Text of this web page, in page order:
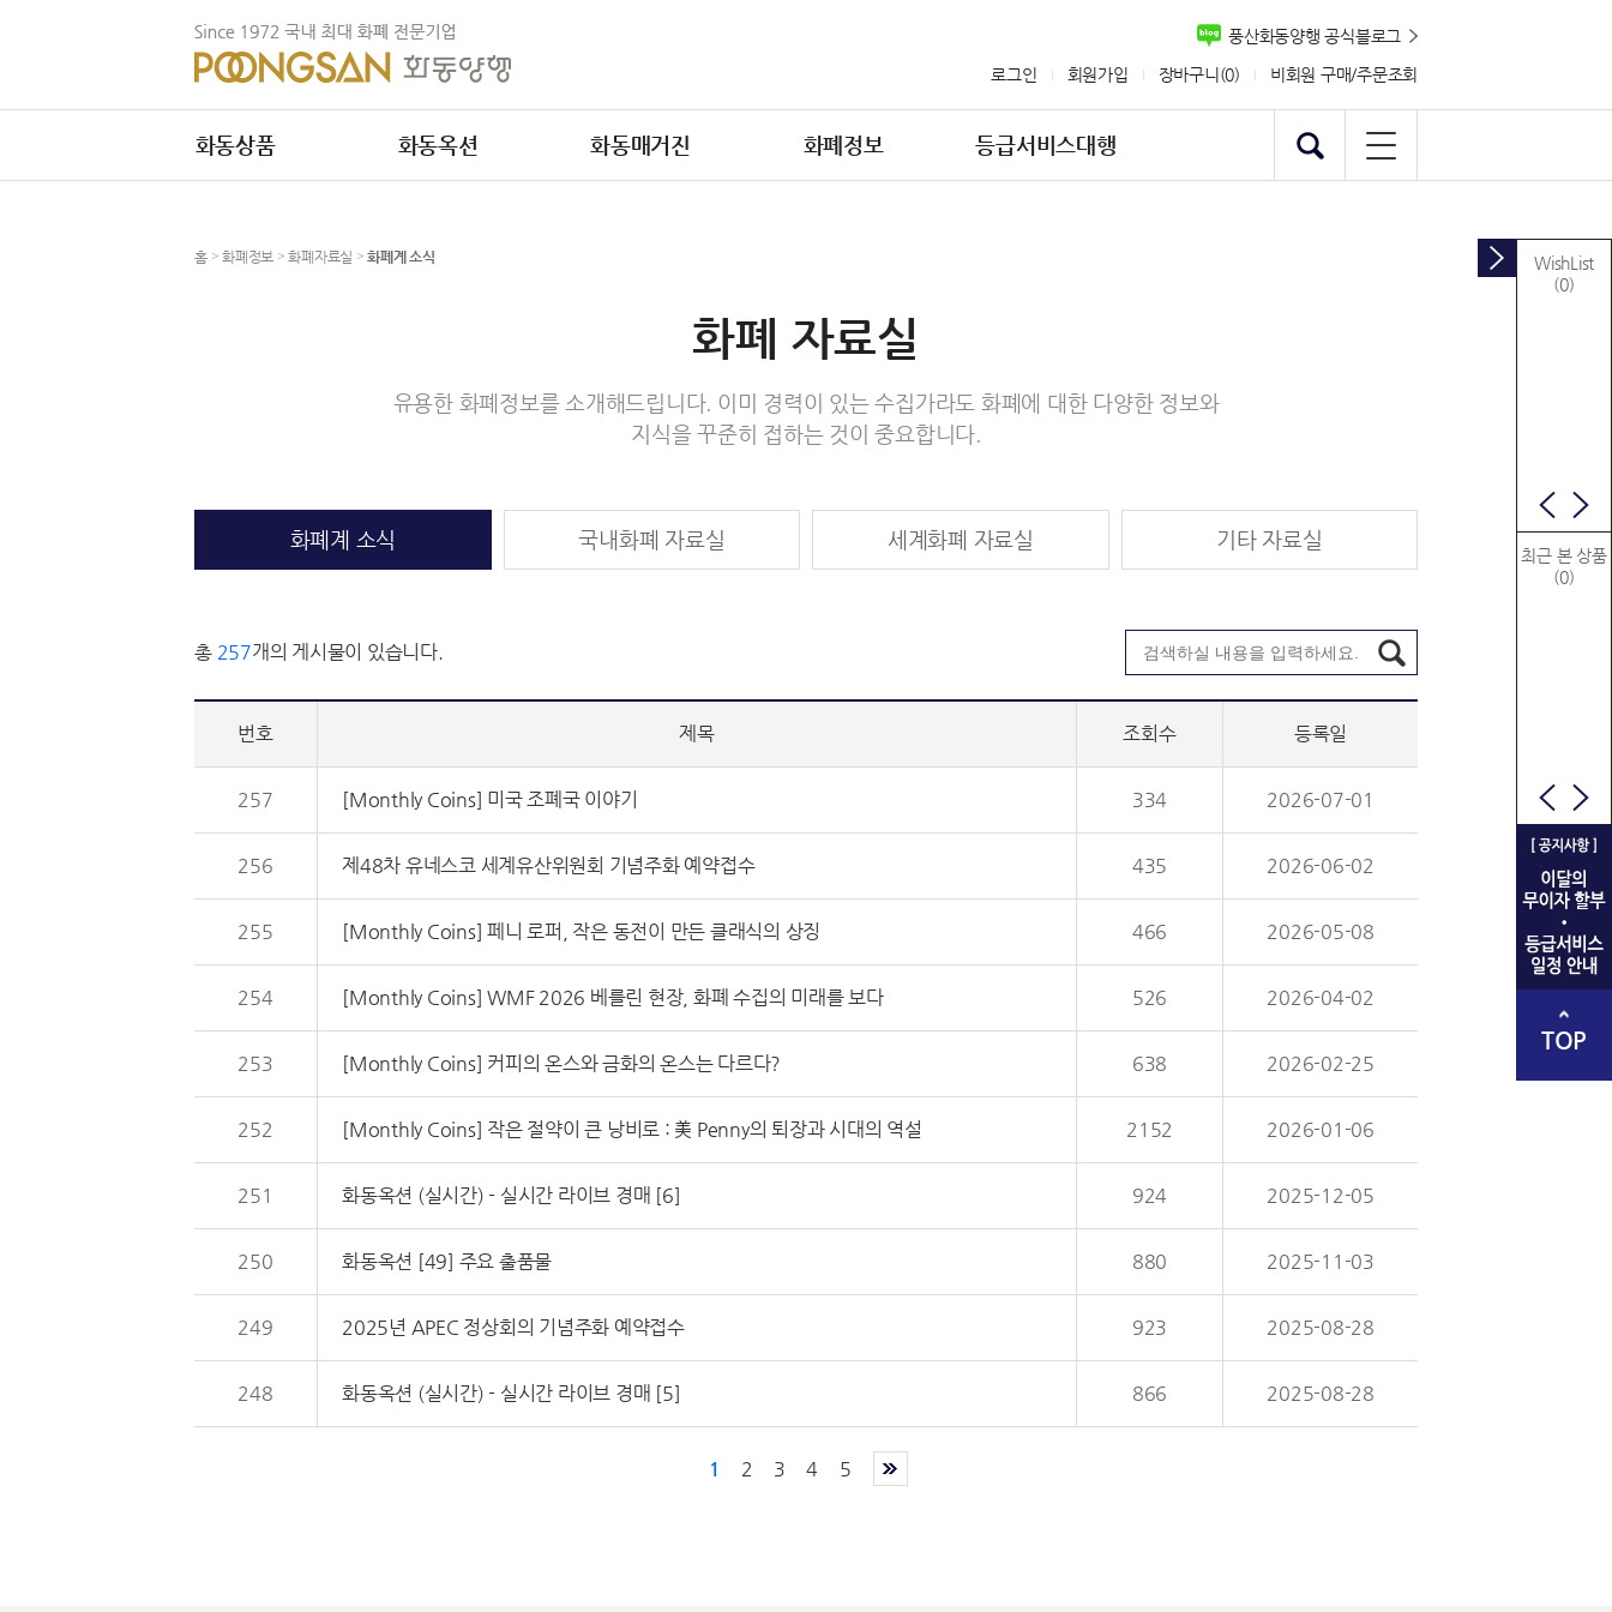
풍산화동양행 공식블로그
로그인 회원가입 장바구니(0) 비회원 구매/주문조회
화동상품 화동옥션 화동매거진 화폐정보 등급서비스대행
홈> 화폐정보 >화폐자료실 >화폐계 소식
화폐 자료실
유용한 화폐정보를 소개해드립니다. 이미 경력이 있는 수집가라도 화폐에 대한 다양한 정보와
지식을 꾸준히 접하는 것이 중요합니다.
화폐계 소식 국내화폐 자료실 세계화폐 자료실 기타 자료실
총 257개의 게시물이 있습니다.
번호 제목 조회수 등록일
257 [Monthly Coins] 미국 조폐국 이야기 334 2026-07-01
256 제48차 유네스코 세계유산위원회 기념주화 예약접수 435 2026-06-02
255 [Monthly Coins] 페니 로퍼, 작은 동전이 만든 클래식의 상징 466 2026-05-08
254 [Monthly Coins] WMF 2026 베를린 현장, 화폐 수집의 미래를 보다 526 2026-04-02
253 [Monthly Coins] 커피의 온스와 금화의 온스는 다르다? 638 2026-02-25
252 [Monthly Coins] 작은 절약이 큰 낭비로 : 美 Penny의 퇴장과 시대의 역설 2152 2026-01-06
251 화동옥션 (실시간) - 실시간 라이브 경매 [6] 924 2025-12-05
250 화동옥션 [49] 주요 출품물 880 2025-11-03
249 2025년 APEC 정상회의 기념주화 예약접수 923 2025-08-28
248 화동옥션 (실시간) - 실시간 라이브 경매 [5] 866 2025-08-28
1 2 3 4 5
WishList
(0)
최근 본 상품
(0)
TOP